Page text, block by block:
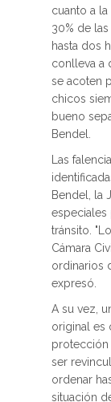
cuanto a
30% de
hasta dos
conlleva a
se acoten
chicos
bueno
Bendel.
Las
Bendel, la
especiales
tránsito.
Cámara
ordinarios
expresó.
A su vez,
original es
protección
ser
ordenar
situación